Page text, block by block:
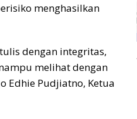
menghasilkan
dengan integritas,
melihat dengan
Edhie Pudjiatno, Ketua